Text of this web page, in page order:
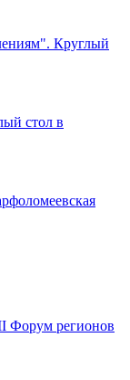
Круглый
стол в
Форум регионов